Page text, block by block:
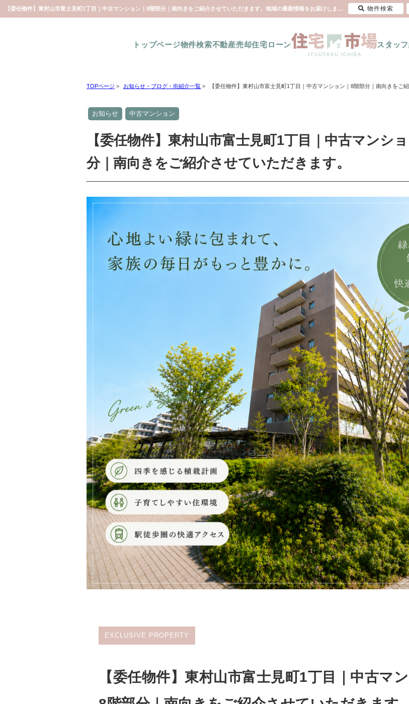
【委任物件】東村山市富士見町1丁目｜中古マンション｜8階部分｜南向きをご紹介させていただきます。地域の最新情報をお届けします！ | 東大和市の新築一戸建て・不動産は住宅市場
トップページ物件検索不動産売却住宅ローン スタッ
TOPページ > お知らせ・ブログ・街紹介一覧 > 【委任物件】東村山市富士見町1丁目｜中古マンション｜8階部分｜南向きをご
お知らせ 中古マンション
【委任物件】東村山市富士見町1丁目｜中古マンシ
分｜南向きをご紹介させていただきます。
EXCLUSIVE PROPERTY
【委任物件】東村山市富士見町1丁目｜中古マン
物件検索